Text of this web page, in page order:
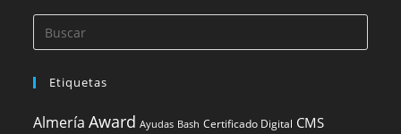
Etiquetas
Almería Award Ayudas Bash Certificado Digital CMS